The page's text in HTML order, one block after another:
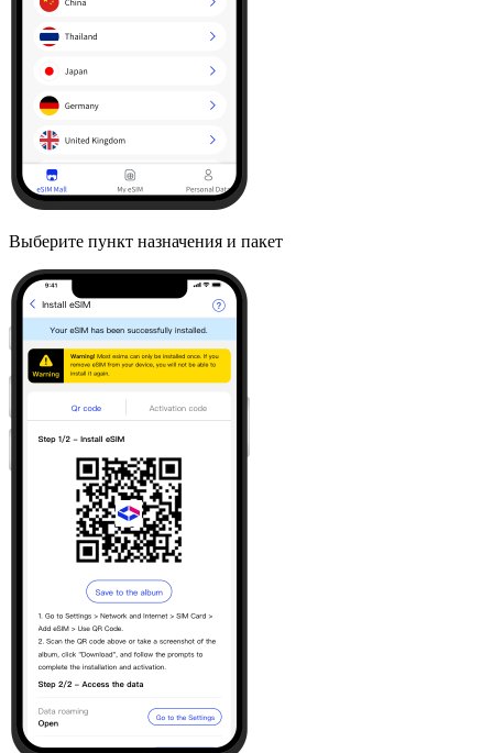
Выберите пункт назначения и пакет